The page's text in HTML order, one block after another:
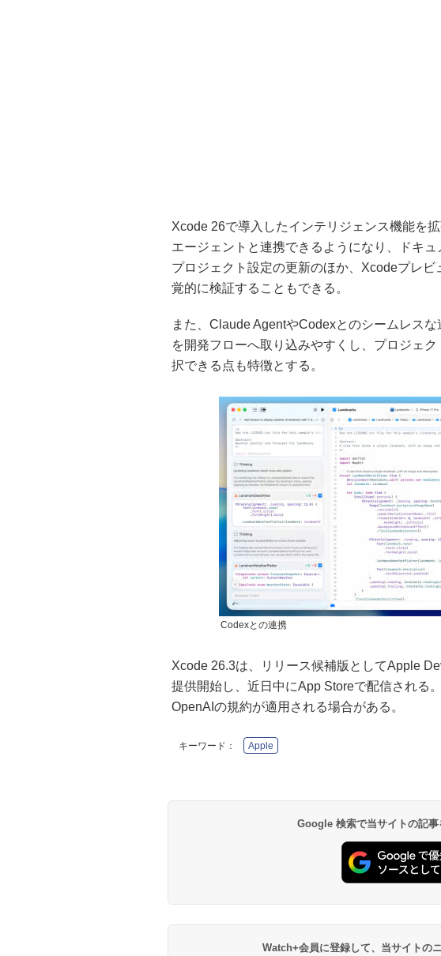
Xcode 26で導入したインテリジェンス機能を
エージェントと連携できるようになり、ドキュ
プロジェクト設定の更新のほか、Xcodeプレ
覚的に検証することもできる。
また、Claude AgentやCodexとのシームレス
を開発フローへ取り込みやすくし、プロジェ
択できる点も特徴とする。
Codexとの連携
Xcode 26.3は、リリース候補版としてApple
提供開始し、近日中にApp Storeで配信される
OpenAIの規約が適用される場合がある。
キーワード： Apple
Google 検索で当サイトの記事
Watch+会員に登録して、当サイトの